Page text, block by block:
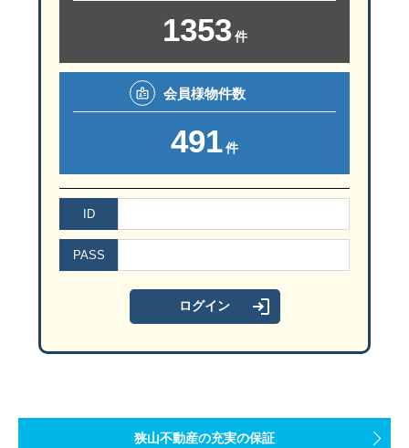
セミナーのお申込み・お問い合わせは
ご参加お待ちしております。
1353 件
会員様物件数
491件
ID
PASS
狭山不動産の充実の保証